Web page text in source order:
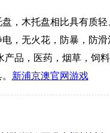
，木托盘相比具有质
，无火花，防暴，防
品，医药，烟草，饲
新浦京澳官网游戏